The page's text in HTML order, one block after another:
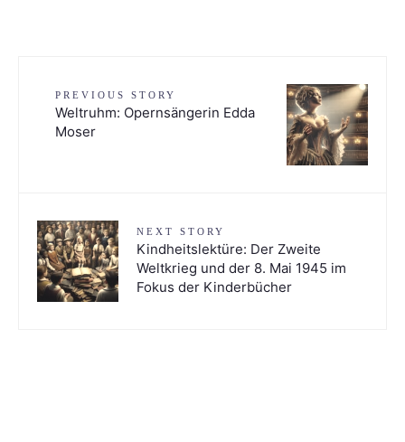
PREVIOUS STORY
Weltruhm: Opernsängerin Edda
Moser
NEXT STORY
Kindheitslektüre: Der Zweite
Weltkrieg und der 8. Mai 1945 im
Fokus der Kinderbücher